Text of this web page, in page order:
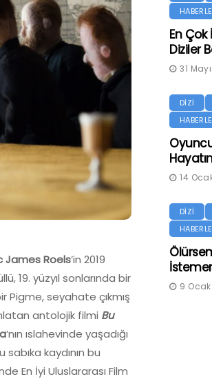
James Roels’in 2019
19. yüzyıl sonlarında bir
Pigme, seyahate çıkmış
antolojik filmi Bu
’nın ıslahevinde yaşadığı
kaydının bu
En İyi Uluslararası Film
En Çok
Diziler
31
DİZİ
14
DİZİ
9